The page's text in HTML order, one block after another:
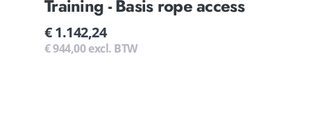
Training - Basis rope access
Normale
prijs
€ 1.142,24
€ 944,00 excl. BTW